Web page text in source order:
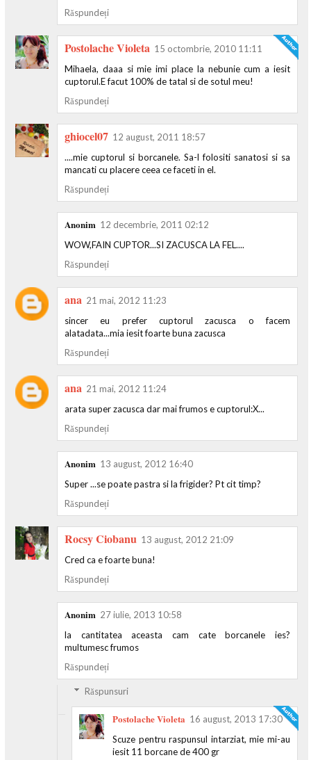
Răspundeți
Postolache Violeta 15 octombrie, 2010 11:11
Mihaela, daaa si mie imi place la nebunie cum a iesit
cuptorul.E facut 100% de tatal si de sotul meu!
Răspundeți
ghiocel07 12 august, 2011 18:57
....mie cuptorul si borcanele. Sa-l folositi sanatosi si sa
mancati cu placere ceea ce faceti in el.
Răspundeți
Anonim 12 decembrie, 2011 02:12
WOW,FAIN CUPTOR...SI ZACUSCA LA FEL....
Răspundeți
ana 21 mai, 2012 11:23
sincer eu prefer cuptorul zacusca o facem
alatadata...mia iesit foarte buna zacusca
Răspundeți
ana 21 mai, 2012 11:24
arata super zacusca dar mai frumos e cuptorul:X...
Răspundeți
Anonim 13 august, 2012 16:40
Super ...se poate pastra si la frigider? Pt cit timp?
Răspundeți
Rocsy Ciobanu 13 august, 2012 21:09
Cred ca e foarte buna!
Răspundeți
Anonim 27 iulie, 2013 10:58
la cantitatea aceasta cam cate borcanele ies?
multumesc frumos
Răspundeți
Răspunsuri
Postolache Violeta 16 august, 2013 17:30
Scuze pentru raspunsul intarziat, mie mi-au
iesit 11 borcane de 400 gr